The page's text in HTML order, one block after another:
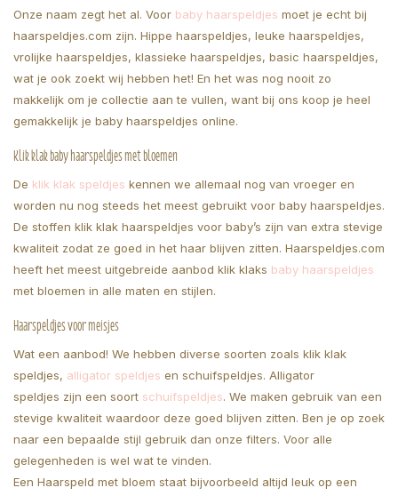
Onze naam zegt het al. Voor baby haarspeldjes moet je echt bij
haarspeldjes.com zijn. Hippe haarspeldjes, leuke haarspeldjes,
vrolijke haarspeldjes, klassieke haarspeldjes, basic haarspeldjes,
wat je ook zoekt wij hebben het! En het was nog nooit zo
makkelijk om je collectie aan te vullen, want bij ons koop je heel
gemakkelijk je baby haarspeldjes online.
Klik klak baby haarspeldjes met bloemen
De klik klak speldjes kennen we allemaal nog van vroeger en
worden nu nog steeds het meest gebruikt voor baby haarspeldjes.
De stoffen klik klak haarspeldjes voor baby’s zijn van extra stevige
kwaliteit zodat ze goed in het haar blijven zitten. Haarspeldjes.com
heeft het meest uitgebreide aanbod klik klaks baby haarspeldjes
met bloemen in alle maten en stijlen.
Haarspeldjes voor meisjes
Wat een aanbod! We hebben diverse soorten zoals klik klak
speldjes, alligator speldjes en schuifspeldjes. Alligator
speldjes zijn een soort schuifspeldjes. We maken gebruik van een
stevige kwaliteit waardoor deze goed blijven zitten. Ben je op zoek
naar een bepaalde stijl gebruik dan onze filters. Voor alle
gelegenheden is wel wat te vinden.
Een Haarspeld met bloem staat bijvoorbeeld altijd leuk op een